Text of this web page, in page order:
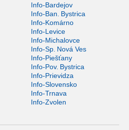
Info-Bardejov
Info-Ban. Bystrica
Info-Komárno
Info-Levice
Info-Michalovce
Info-Sp. Nová Ves
Info-Piešťany
Info-Pov. Bystrica
Info-Prievidza
Info-Slovensko
Info-Trnava
Info-Zvolen